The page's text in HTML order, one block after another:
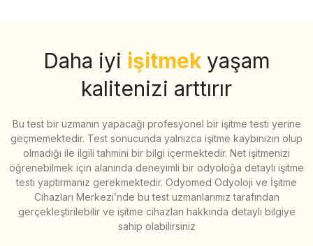
Daha iyi işitmek yaşam
kalitenizi arttırır
Bu test bir uzmanın yapacağı profesyonel bir işitme testi yerine
geçmemektedir. Test sonucunda yalnızca işitme kaybınızın olup
olmadığı ile ilgili tahmini bir bilgi içermektedir. Net işitmenizi
öğrenebilmek için alanında deneyimli bir odyoloğa detaylı işitme
testi yaptırmanız gerekmektedir. Odyomed Odyoloji ve İşitme
Cihazları Merkezi’nde bu test uzmanlarımız tarafından
gerçekleştirilebilir ve işitme cihazları hakkında detaylı bilgiye
sahip olabilirsiniz